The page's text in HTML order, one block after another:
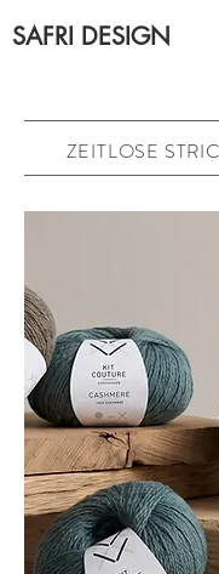
SAFRI DESIGN
ZEITLOSE